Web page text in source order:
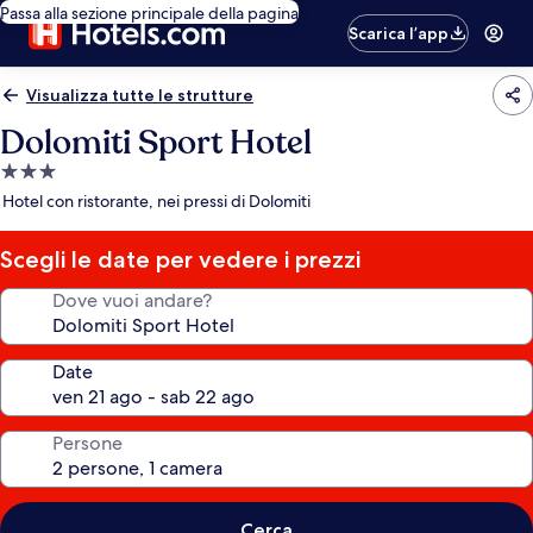
Passa alla sezione principale della pagina
Scarica l’app
Visualizza tutte le strutture
Dolomiti Sport Hotel
Struttura
a
stelle
Hotel con ristorante, nei pressi di Dolomiti
Scegli le date per vedere i prezzi
Dove vuoi andare?
Date
Persone